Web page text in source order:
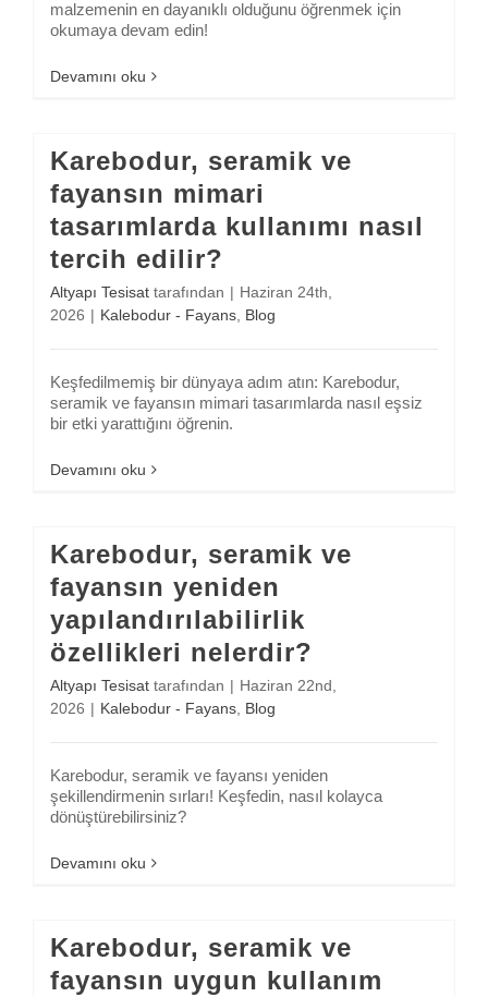
malzemenin en dayanıklı olduğunu öğrenmek için
okumaya devam edin!
Devamını oku
Karebodur, seramik ve
fayansın mimari
tasarımlarda kullanımı nasıl
tercih edilir?
Altyapı Tesisat tarafından | Haziran 24th,
2026 | Kalebodur - Fayans Blog
Keşfedilmemiş bir dünyaya adım atın: Karebodur,
seramik ve fayansın mimari tasarımlarda nasıl eşsiz
bir etki yarattığını öğrenin.
Devamını oku
Karebodur, seramik ve
fayansın yeniden
yapılandırılabilirlik
özellikleri nelerdir?
Altyapı Tesisat tarafından | Haziran 22nd,
2026 | Kalebodur - Fayans Blog
Karebodur, seramik ve fayansı yeniden
şekillendirmenin sırları! Keşfedin, nasıl kolayca
dönüştürebilirsiniz?
Devamını oku
Karebodur, seramik ve
fayansın uygun kullanım